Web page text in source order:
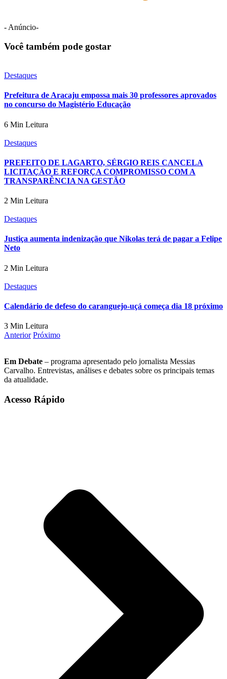
- Anúncio-
Você também pode gostar
Destaques
Prefeitura de Aracaju empossa mais 30 professores aprovados
no concurso do Magistério Educação
6 Min Leitura
Destaques
PREFEITO DE LAGARTO, SÉRGIO REIS CANCELA
LICITAÇÃO E REFORÇA COMPROMISSO COM A
TRANSPARÊNCIA NA GESTÃO
2 Min Leitura
Destaques
Justiça aumenta indenização que Nikolas terá de pagar a Felipe
Neto
2 Min Leitura
Destaques
Calendário de defeso do caranguejo-uçá começa dia 18 próximo
3 Min Leitura
Anterior Próximo
Em Debate – programa apresentado pelo jornalista Messias
Carvalho. Entrevistas, análises e debates sobre os principais temas
da atualidade.
Acesso Rápido